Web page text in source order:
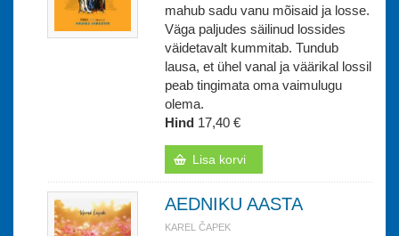
mahub sadu vanu mõisaid ja losse.
Väga paljudes säilinud lossides
väidetavalt kummitab. Tundub
lausa, et ühel vanal ja väärikal lossil
peab tingimata oma vaimulugu
olema.
Hind 17,40 €
Lisa korvi
AEDNIKU AASTA
KAREL ČAPEK